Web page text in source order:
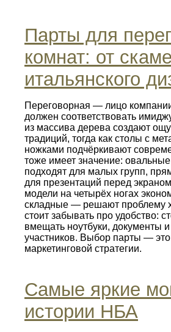
Парты для
комнат: от
итальянского
Переговорная — лицо
должен соответствовать
из массива дерева создают
традиций, тогда как столы с
ножками подчёркивают
тоже имеет значение:
подходят для малых групп,
для презентаций перед
модели на четырёх ногах
складные — решают проблему
стоит забывать про удобство:
вмещать ноутбуки, документы
участников. Выбор парты — это
маркетинговой стратегии.
Самые яркие
истории НБА